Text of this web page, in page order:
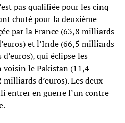
pas qualifiée pour les cinq
chuté pour la deuxième
par la France (63,8 milliards
et l’Inde (66,5 milliards
qui éclipse les
voisin le Pakistan (11,4
d’euros). Les deux
entrer en guerre l’un contre